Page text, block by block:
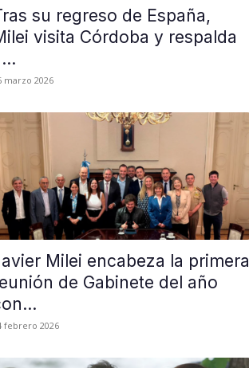
su regreso de España,
visita Córdoba y respalda
marzo 2026
Milei encabeza la primera
de Gabinete del año
febrero 2026